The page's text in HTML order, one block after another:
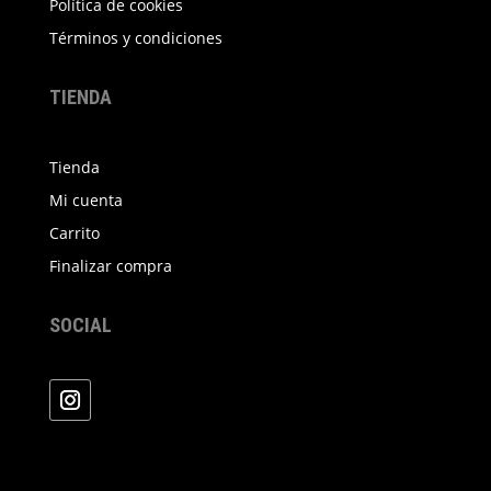
Política de cookies
Términos y condiciones
TIENDA
Tienda
Mi cuenta
Carrito
Finalizar compra
SOCIAL